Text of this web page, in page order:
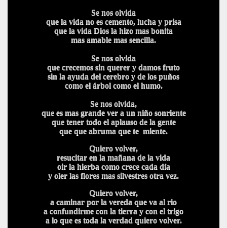
Se nos olvida
que la vida no es cemento, lucha y prisa
que la vida Dios la hizo mas bonita
mas amable mas sencilla.
Se nos olvida
que crecemos sin querer y damos fruto
sin la ayuda del cerebro y de los puños
como el árbol como el humo.
Se nos olvida,
que es mas grande ver a un niño sonriente
que tener todo el aplauso de la gente
que que abruma que te miente.
Quiero volver,
resucitar en la mañana de la vida
oir la hierba como crece cada día
y oler las flores mas silvestres otra vez.
Quiero volver,
a caminar por la vereda que va al rio
a confundirme con la tierra y con el trigo
a lo que es toda la verdad quiero volver.